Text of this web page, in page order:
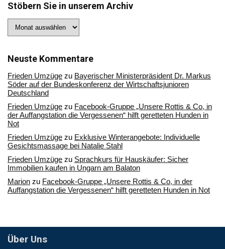
Stöbern Sie in unserem Archiv
Sie
Archiv
Neuste Kommentare
Frieden Umzüge zu Bayerischer Ministerpräsident Dr. Markus
Söder auf der Bundeskonferenz der Wirtschaftsjunioren
Deutschland
Frieden Umzüge zu Facebook-Gruppe „Unsere Rottis & Co, in
der Auffangstation die Vergessenen“ hilft geretteten Hunden in
Not
Frieden Umzüge zu Exklusive Winterangebote: Individuelle
Gesichtsmassage bei Natalie Stahl
Frieden Umzüge zu Sprachkurs für Hauskäufer: Sicher
Immobilien kaufen in Ungarn am Balaton
Marion zu Facebook-Gruppe „Unsere Rottis & Co, in der
Auffangstation die Vergessenen“ hilft geretteten Hunden in Not
Über Uns